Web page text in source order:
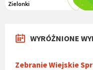
WYRÓŻNIONE
Zebranie Wiejskie